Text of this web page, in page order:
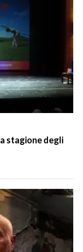
stagione degli